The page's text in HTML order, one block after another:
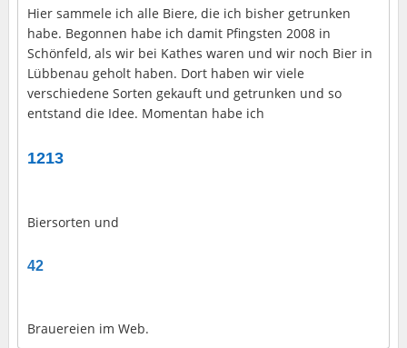
Hier sammele ich alle Biere, die ich bisher getrunken
habe. Begonnen habe ich damit Pfingsten 2008 in
Schönfeld, als wir bei Kathes waren und wir noch Bier in
Lübbenau geholt haben. Dort haben wir viele
verschiedene Sorten gekauft und getrunken und so
entstand die Idee. Momentan habe ich
1213
Biersorten und
42
Brauereien im Web.